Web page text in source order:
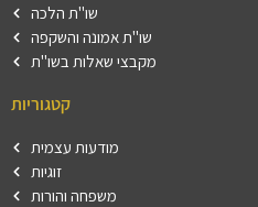
שו"ת הלכה
שו"ת אמונה והשקפה
מקבצי שאלות בשו"ת
קטגוריות
מודעות עצמית
זוגיות
משפחה והורות